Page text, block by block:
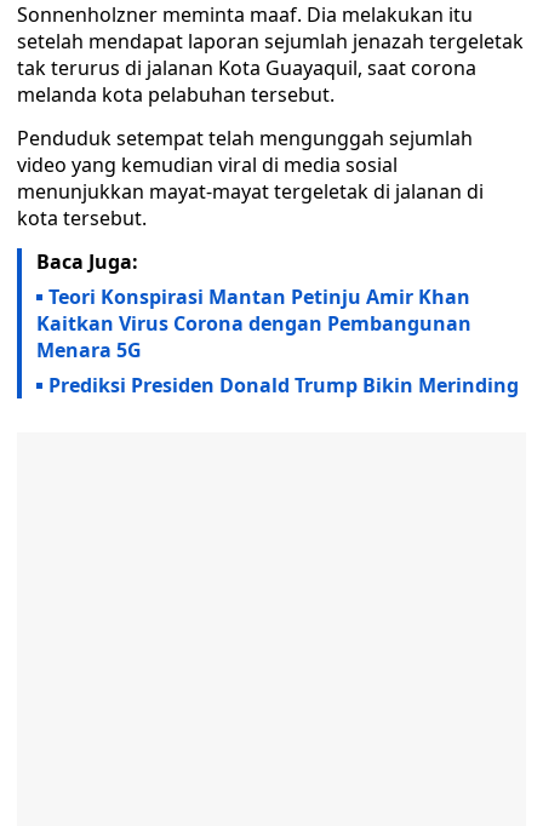
Sonnenholzner meminta maaf. Dia melakukan itu
setelah mendapat laporan sejumlah jenazah tergeletak
tak terurus di jalanan Kota Guayaquil, saat corona
melanda kota pelabuhan tersebut.
Penduduk setempat telah mengunggah sejumlah
video yang kemudian viral di media sosial
menunjukkan mayat-mayat tergeletak di jalanan di
kota tersebut.
Baca Juga:
Teori Konspirasi Mantan Petinju Amir Khan
Kaitkan Virus Corona dengan Pembangunan
Menara 5G
Prediksi Presiden Donald Trump Bikin Merinding